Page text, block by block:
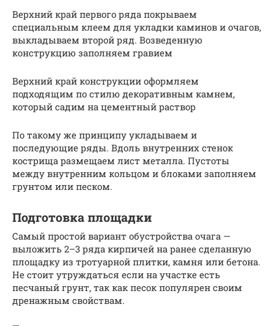
Верхний край первого ряда покрываем
специальным клеем для укладки каминов и очагов,
выкладываем второй ряд. Возведенную
конструкцию заполняем гравием
Верхний край конструкции оформляем
подходящим по стилю декоративным камнем,
который садим на цементный раствор
По такому же принципу укладываем и
последующие ряды. Вдоль внутренних стенок
кострища размещаем лист металла. Пустоты
между внутренним кольцом и блоками заполняем
грунтом или песком.
Подготовка площадки
Самый простой вариант обустройства очага —
выложить 2–3 ряда кирпичей на ранее сделанную
площадку из тротуарной плитки, камня или бетона.
Не стоит утруждаться если на участке есть
песчаный грунт, так как песок популярен своим
дренажным свойствам.